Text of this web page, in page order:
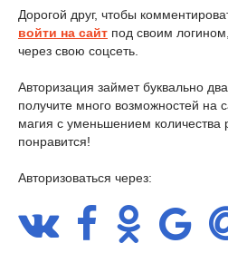
Дорогой друг, чтобы
войти на сайт под своим
через свою соцсеть.
Авторизация займет буквально
получите много возможностей на
магия с уменьшением
понравится!
Авторизоваться через: